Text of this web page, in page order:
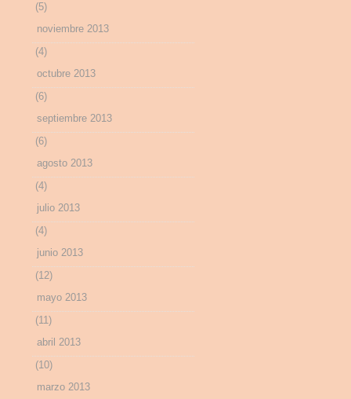
(5)
noviembre 2013
(4)
octubre 2013
(6)
septiembre 2013
(6)
agosto 2013
(4)
julio 2013
(4)
junio 2013
(12)
mayo 2013
(11)
abril 2013
(10)
marzo 2013